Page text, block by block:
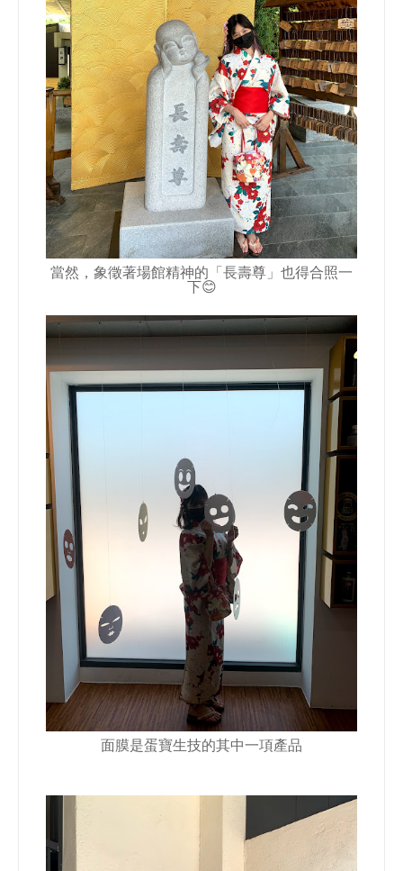
當然，象徵著場館精神的「長壽尊」也得合照一
下😊
面膜是蛋寶生技的其中一項產品